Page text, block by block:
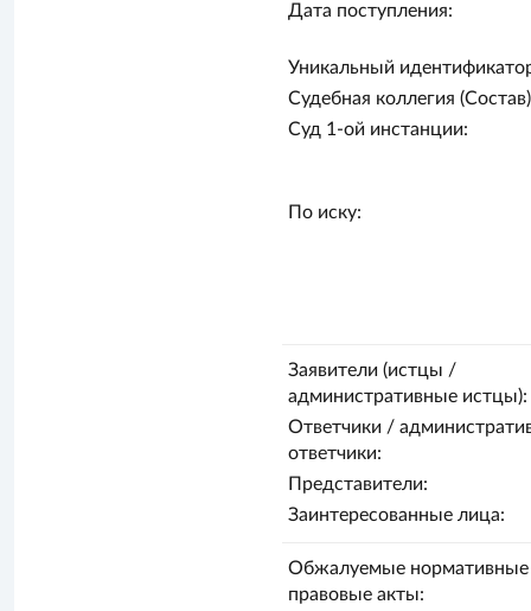
Дата поступления:
Уникальный
Судебная коллегия
Суд 1-ой инстанции:
По иску:
Заявители (истцы /
административные истцы):
Ответчики /
ответчики:
Представители:
Заинтересованные лица:
Обжалуемые нормативные
правовые акты: